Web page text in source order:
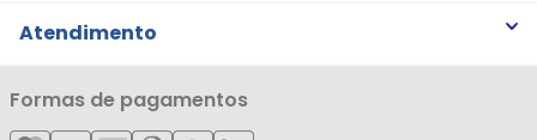
Notícias
Cartão Líderzan
Trocas e Devoluções
Política de Privacidade
Política de Entrega
Atendimento
Minha Conta
Meus Pedidos
Formas de pagamentos